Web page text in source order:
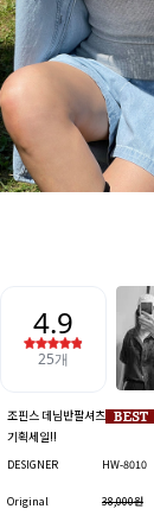
조핀스 데님반팔셔츠
기획세일!!
DESIGNER HW-8010
Original 38,000원